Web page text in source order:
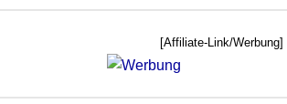
[Affiliate-Link/Werbung]